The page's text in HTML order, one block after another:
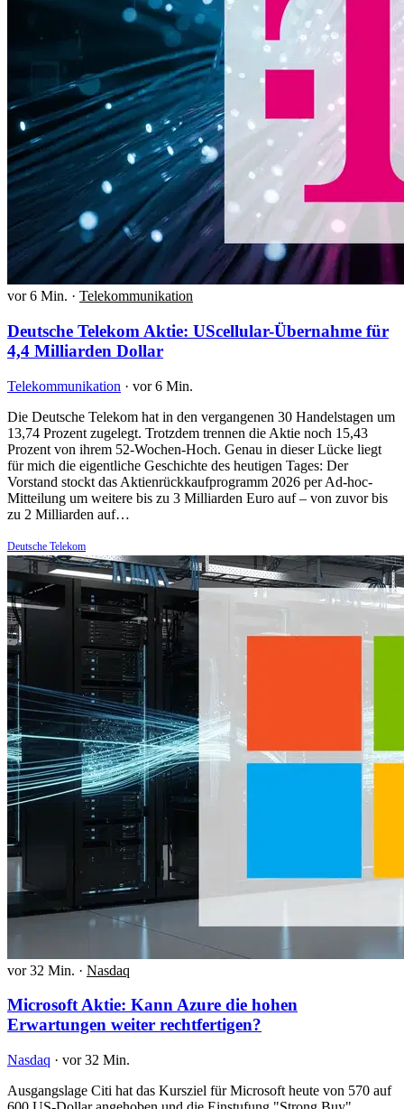
vor 6 Min. · Telekommunikation
Deutsche Telekom Aktie: UScellular-Übernahme für
4,4 Milliarden Dollar
Telekommunikation · vor 6 Min.
Die Deutsche Telekom hat in den vergangenen 30 Handelstagen um
13,74 Prozent zugelegt. Trotzdem trennen die Aktie noch 15,43
Prozent von ihrem 52-Wochen-Hoch. Genau in dieser Lücke liegt
für mich die eigentliche Geschichte des heutigen Tages: Der
Vorstand stockt das Aktienrückkaufprogramm 2026 per Ad-hoc-
Mitteilung um weitere bis zu 3 Milliarden Euro auf – von zuvor bis
zu 2 Milliarden auf…
Deutsche Telekom
vor 32 Min. · Nasdaq
Microsoft Aktie: Kann Azure die hohen
Erwartungen weiter rechtfertigen?
Nasdaq · vor 32 Min.
Ausgangslage Citi hat das Kursziel für Microsoft heute von 570 auf